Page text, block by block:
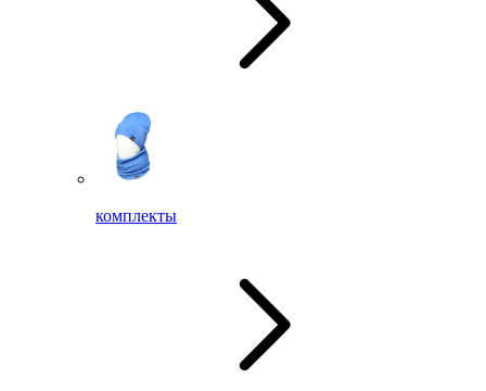
комплекты